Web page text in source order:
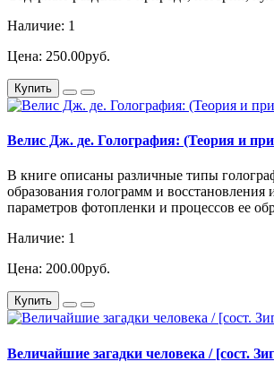
Наличие: 1
Цена: 250.00руб.
Купить
Велис Дж. де. Голография: (Теория и
В книге описаны различные типы
образования голограмм и
параметров фотопленки и процессов ее
Наличие: 1
Цена: 200.00руб.
Купить
Величайшие загадки человека / [сост.